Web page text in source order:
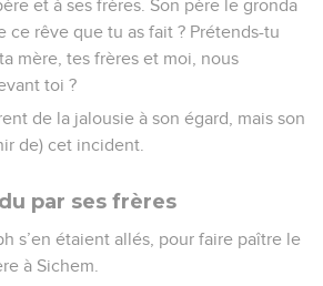
et à ses frères. Son père le gronda
ce rêve que tu as fait ? Prétends-tu
mère, tes frères et moi, nous
toi ?
de la jalousie à son égard, mais son
de) cet incident.
par ses frères
s’en étaient allés, pour faire paître le
à Sichem.